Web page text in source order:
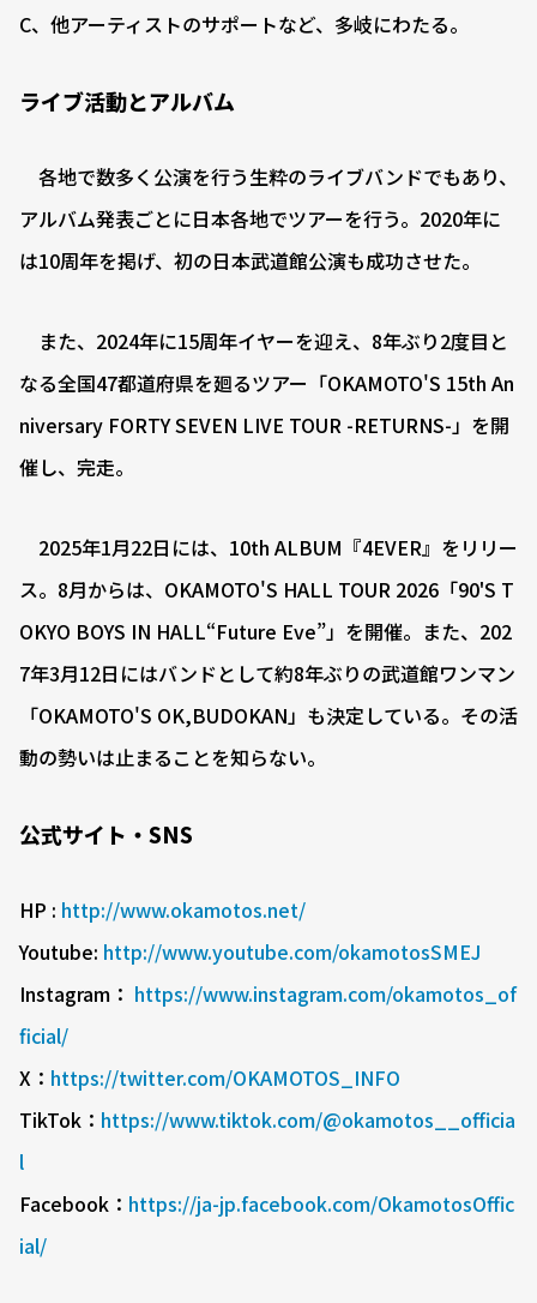
C、他アーティストのサポートなど、多岐にわたる。
ライブ活動とアルバム
各地で数多く公演を行う生粋のライブバンドでもあり、
アルバム発表ごとに日本各地でツアーを行う。2020年に
は10周年を掲げ、初の日本武道館公演も成功させた。
また、2024年に15周年イヤーを迎え、8年ぶり2度目と
なる全国47都道府県を廻るツアー「OKAMOTO'S 15th An
niversary FORTY SEVEN LIVE TOUR -RETURNS-」を開
催し、完走。
2025年1月22日には、10th ALBUM『4EVER』をリリー
ス。8月からは、OKAMOTO'S HALL TOUR 2026「90'S T
OKYO BOYS IN HALL“Future Eve”」を開催。また、202
7年3月12日にはバンドとして約8年ぶりの武道館ワンマン
「OKAMOTO'S OK,BUDOKAN」も決定している。その活
動の勢いは止まることを知らない。
公式サイト・SNS
HP : http://www.okamotos.net/
Youtube: http://www.youtube.com/okamotosSMEJ
Instagram： https://www.instagram.com/okamotos_of
ficial/
X： https://twitter.com/OKAMOTOS_INFO
TikTok： https://www.tiktok.com/@okamotos__officia
l
Facebook： https://ja-jp.facebook.com/OkamotosOffic
ial/